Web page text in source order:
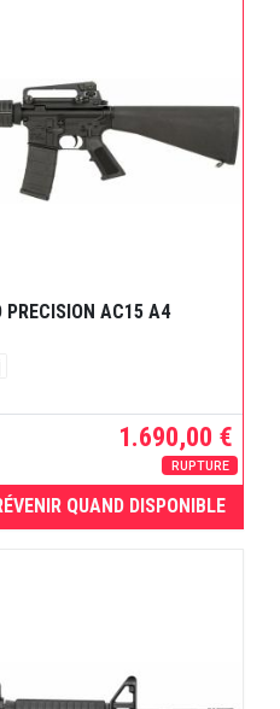
AC15 A4
1.690,00 €
RUPTURE
QUAND DISPONIBLE